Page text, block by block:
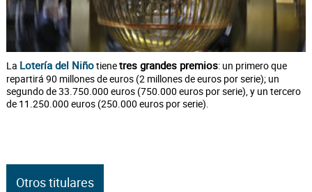
La Lotería del Niñotienetres grandes premios: un primero que
repartirá 90 millones de euros (2 millones de euros por serie); un
segundo de 33.750.000 euros (750.000 euros por serie), y un tercero
de 11.250.000 euros (250.000 euros por serie).
Otros titulares